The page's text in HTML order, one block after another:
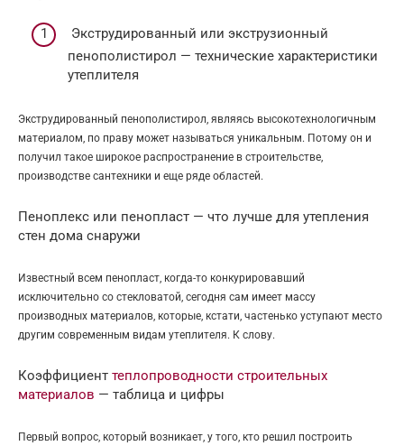
Экструдированный или экструзионный
пенополистирол — технические характеристики
утеплителя
Экструдированный пенополистирол, являясь высокотехнологичным
материалом, по праву может называться уникальным. Потому он и
получил такое широкое распространение в строительстве,
производстве сантехники и еще ряде областей.
Пеноплекс или пенопласт — что лучше для утепления
стен дома снаружи
Известный всем пенопласт, когда-то конкурировавший
исключительно со стекловатой, сегодня сам имеет массу
производных материалов, которые, кстати, частенько уступают место
другим современным видам утеплителя. К слову.
Коэффициент теплопроводности строительных
материалов — таблица и цифры
Первый вопрос, который возникает, у того, кто решил построить